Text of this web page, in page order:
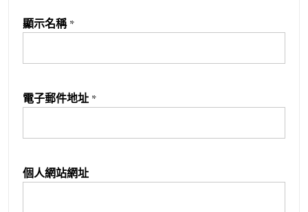
顯示名稱 *
電子郵件地址 *
個人網站網址